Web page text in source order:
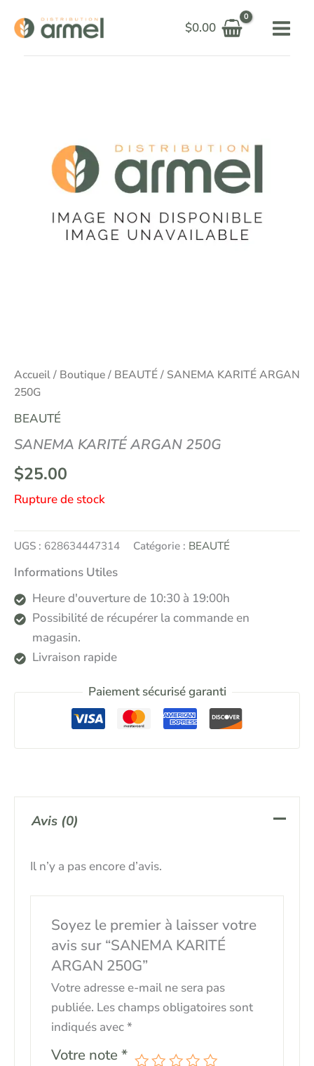
$0.00
Accueil/ Boutique/ BEAUTÉ/ SANEMA KARITÉ ARGAN
250G
BEAUTÉ
SANEMA KARITÉ ARGAN 250G
$25.00
Rupture de stock
UGS : 628634447314 Catégorie : BEAUTÉ
Informations Utiles
Heure d'ouverture de 10:30 à 19:00h
Possibilité de récupérer la commande en
magasin.
Livraison rapide
Paiement sécurisé garanti
Avis (0)
Il n’y a pas encore d’avis.
Soyez le premier à laisser votre
avis sur “SANEMA KARITÉ
ARGAN 250G”
Votre adresse e-mail ne sera pas
publiée. Les champs obligatoires sont
indiqués avec*
Votre note *